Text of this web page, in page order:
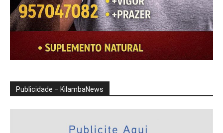
Publicidade – KilambaNews